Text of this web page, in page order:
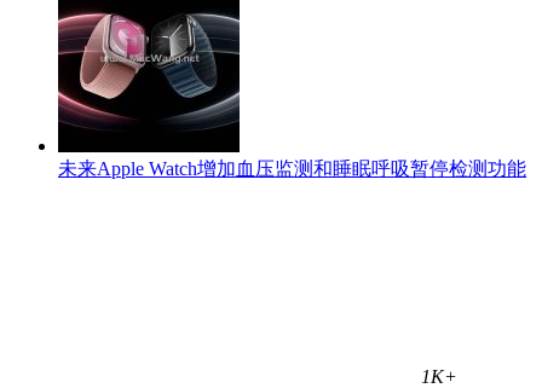
未来Apple Watch增加血压监测和睡眠呼吸暂停检测功能
1K+